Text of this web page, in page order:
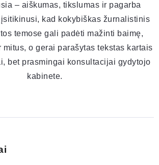
– aiškumas, tikslumas ir pagarba
kad kokybiškas žurnalistinis
temose gali padėti mažinti baimę,
o gerai parašytas tekstas kartais
bet prasmingai konsultacijai gydytojo
kabinete.